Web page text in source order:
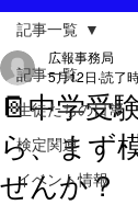
記事一覧
生徒たちの日常
検定関連
イベント情報
記事一覧
📔中学受
ら、まず
せんか？
広報事務局
5月12日 読了